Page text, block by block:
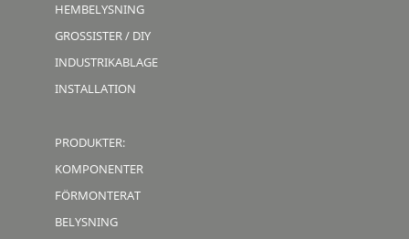
HEMBELYSNING
GROSSISTER / DIY
INDUSTRIKABLAGE
INSTALLATION
PRODUKTER:
KOMPONENTER
FÖRMONTERAT
BELYSNING